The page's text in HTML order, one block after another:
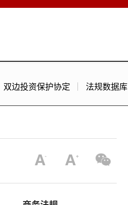
双边投资保护协定 法规数据库